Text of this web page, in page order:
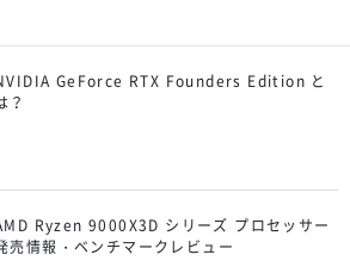
GeForce RTX Founders Edition と
？
Ryzen 9000X3D シリーズ プロセッサー
売情報・ベンチマークレビュー